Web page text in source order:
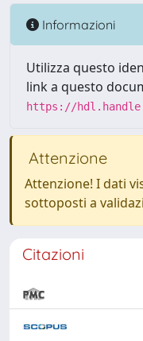
Informazioni
Utilizza questo
link a questo
https://
Attenzione
Attenzione! I dati
sottoposti a
Citazioni